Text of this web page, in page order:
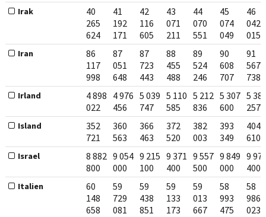
Irak
40
265
624
41
192
171
42
116
605
43
071
211
44
070
551
45
074
049
46
042
015
Iran
86
117
998
87
051
648
87
723
443
88
455
488
89
524
246
90
608
707
91
567
738
Irland
4 898
022
4 976
456
5 039
747
5 110
585
5 212
836
5 307
600
5
257
Island
352
721
360
563
366
463
372
520
382
003
393
349
404
610
Israel
8 882
800
9 054
000
9 215
100
9 371
400
9 557
500
9 849
000
9
400
Italien
60
148
658
59
729
081
59
438
851
59
133
173
59
013
667
58
993
475
58
986
023